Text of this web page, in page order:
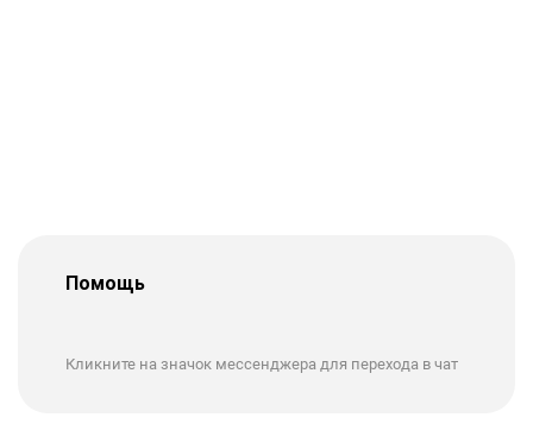
Помощь
Кликните на значок мессенджера для перехода в чат